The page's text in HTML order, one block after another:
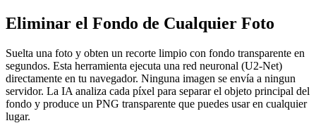
Eliminar el Fondo de Cualquier Foto
Suelta una foto y obten un recorte limpio con fondo transparente en
segundos. Esta herramienta ejecuta una red neuronal (U2-Net)
directamente en tu navegador. Ninguna imagen se envía a ningun
servidor. La IA analiza cada píxel para separar el objeto principal del
fondo y produce un PNG transparente que puedes usar en cualquier
lugar.